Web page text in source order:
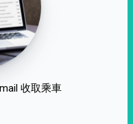
收取乘車